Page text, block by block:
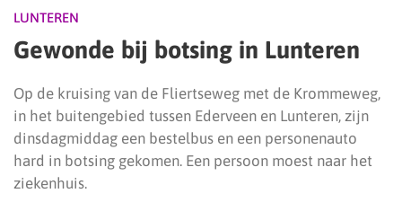
LUNTEREN
Gewonde bij botsing in Lunteren
Op de kruising van de Fliertseweg met de Krommeweg,
in het buitengebied tussen Ederveen en Lunteren, zijn
dinsdagmiddag een bestelbus en een personenauto
hard in botsing gekomen. Een persoon moest naar het
ziekenhuis.